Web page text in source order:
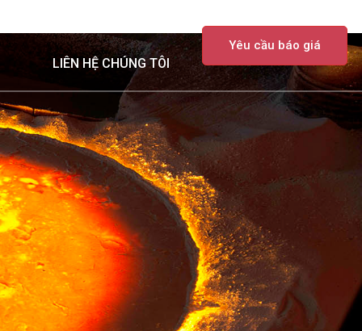
LIÊN HỆ CHÚNG TÔI
Yêu cầu báo giá